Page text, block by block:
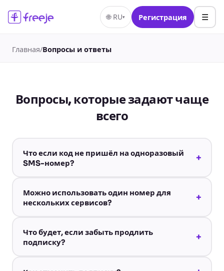
🌐 RU▾ Регистрация ☰
Главная/Вопросы и ответы
Вопросы, которые задают чаще
всего
Что если код не пришёл на одноразовый
SMS-номер?
+
Можно использовать один номер для
нескольких сервисов?
+
Что будет, если забыть продлить
подписку?
+